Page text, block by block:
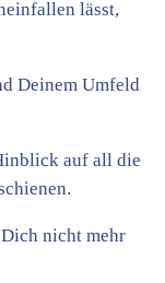
lässt,
Deinem Umfeld
auf all die
nicht mehr